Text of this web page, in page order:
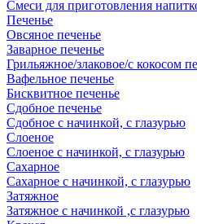
Смеси для приготовления
Печенье
Овсяное печенье
Заварное печенье
Грильяжное/злаковое/с кокосом
Вафельное печенье
Бисквитное печенье
Сдобное печенье
Сдобное с начинкой, с глазурью
Слоеное
Слоеное с начинкой, с глазурью
Сахарное
Сахарное с начинкой, с глазурью
Затяжное
Затяжное с начинкой ,с глазурью